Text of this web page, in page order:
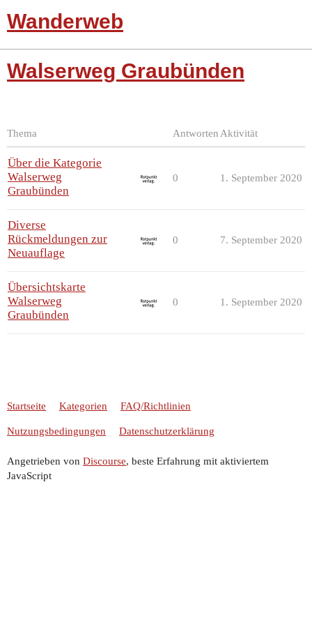
Wanderweb
Walserweg Graubünden
Thema Antworten Aktivität
Über die Kategorie
Walserweg
Graubünden
0 1. September 2020
Diverse
Rückmeldungen zur
Neuauflage
0 7. September 2020
Übersichtskarte
Walserweg
Graubünden
0 1. September 2020
Startseite Kategorien FAQ/Richtlinien
Nutzungsbedingungen Datenschutzerklärung
Angetrieben von Discourse, beste Erfahrung mit aktiviertem
JavaScript